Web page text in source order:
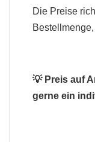
Die Preise
💡 Preis auf
gerne ein